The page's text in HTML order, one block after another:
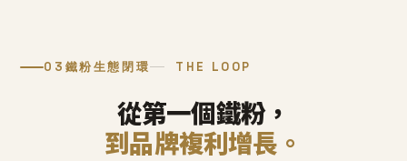
03 鐵粉生態閉環 THE LOOP
從第一個鐵粉，
到品牌複利增長。